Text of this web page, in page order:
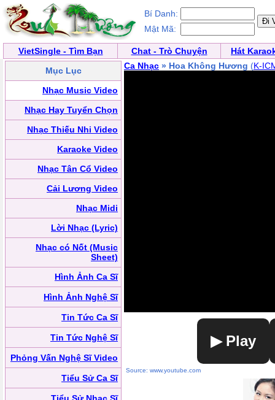
Bí Danh:
Mật Mã:
VietSingle - Tìm Bạn Chat - Trò Chuyện
Hát
Mục Lục
Nhạc Music Video
Nhạc Hay Tuyển Chọn
Nhạc Thiếu Nhi Video
Karaoke Video
Nhạc Tân Cổ Video
Cải Lương Video
Nhạc Midi
Lời Nhạc (Lyric)
Nhạc có Nốt (Music
Sheet)
Hình Ảnh Ca Sĩ
Hình Ảnh Nghệ Sĩ
Tin Tức Ca Sĩ
Tin Tức Nghệ Sĩ
Phỏng Vấn Nghệ Sĩ Video
Tiểu Sử Ca Sĩ
Ca Nhạc » Hoa Không Hương (K-
▶ Play
Source: www.youtube.com